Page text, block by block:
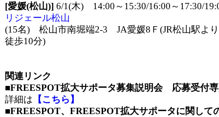
[愛媛(松山)] 6/1(木) 14:00～15:30/16:00～17:30/
リジェール松山
(15名) 松山市南堀端2-3 JA愛媛8Ｆ(JR松山駅よ
徒歩10分)
関連リンク
■FREESPOT拡大サポータ募集説明会 応募受付
詳細は 【こちら】
■FREESPOT、FREESPOT拡大サポータに関して